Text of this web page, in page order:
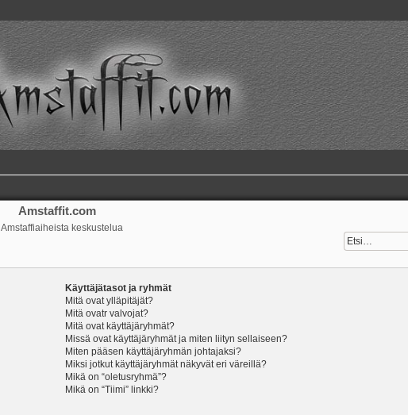
Amstaffit.com
Amstaffiaiheista keskustelua
Käyttäjätasot ja ryhmät
Mitä ovat ylläpitäjät?
Mitä ovatr valvojat?
Mitä ovat käyttäjäryhmät?
Missä ovat käyttäjäryhmät ja miten liityn sellaiseen?
Miten pääsen käyttäjäryhmän johtajaksi?
Miksi jotkut käyttäjäryhmät näkyvät eri väreillä?
Mikä on “oletusryhmä”?
Mikä on “Tiimi” linkki?